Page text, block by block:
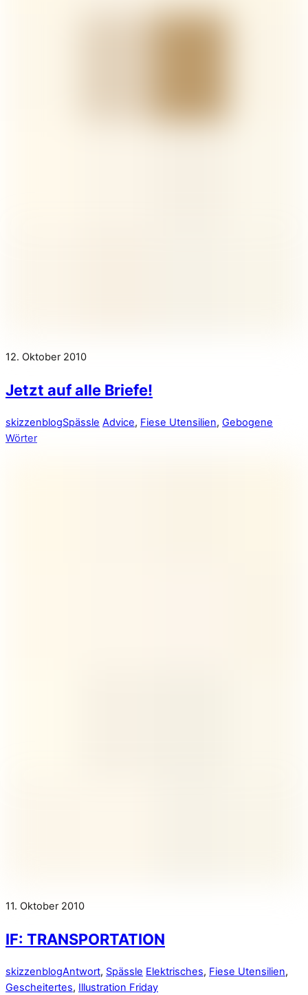
12. Oktober 2010
Jetzt auf alle Briefe!
skizzenblogSpässle Advice, Fiese Utensilien, Gebogene
Wörter
11. Oktober 2010
IF: TRANSPORTATION
skizzenblogAntwort, Spässle Elektrisches, Fiese Utensilien,
Gescheitertes, Illustration Friday